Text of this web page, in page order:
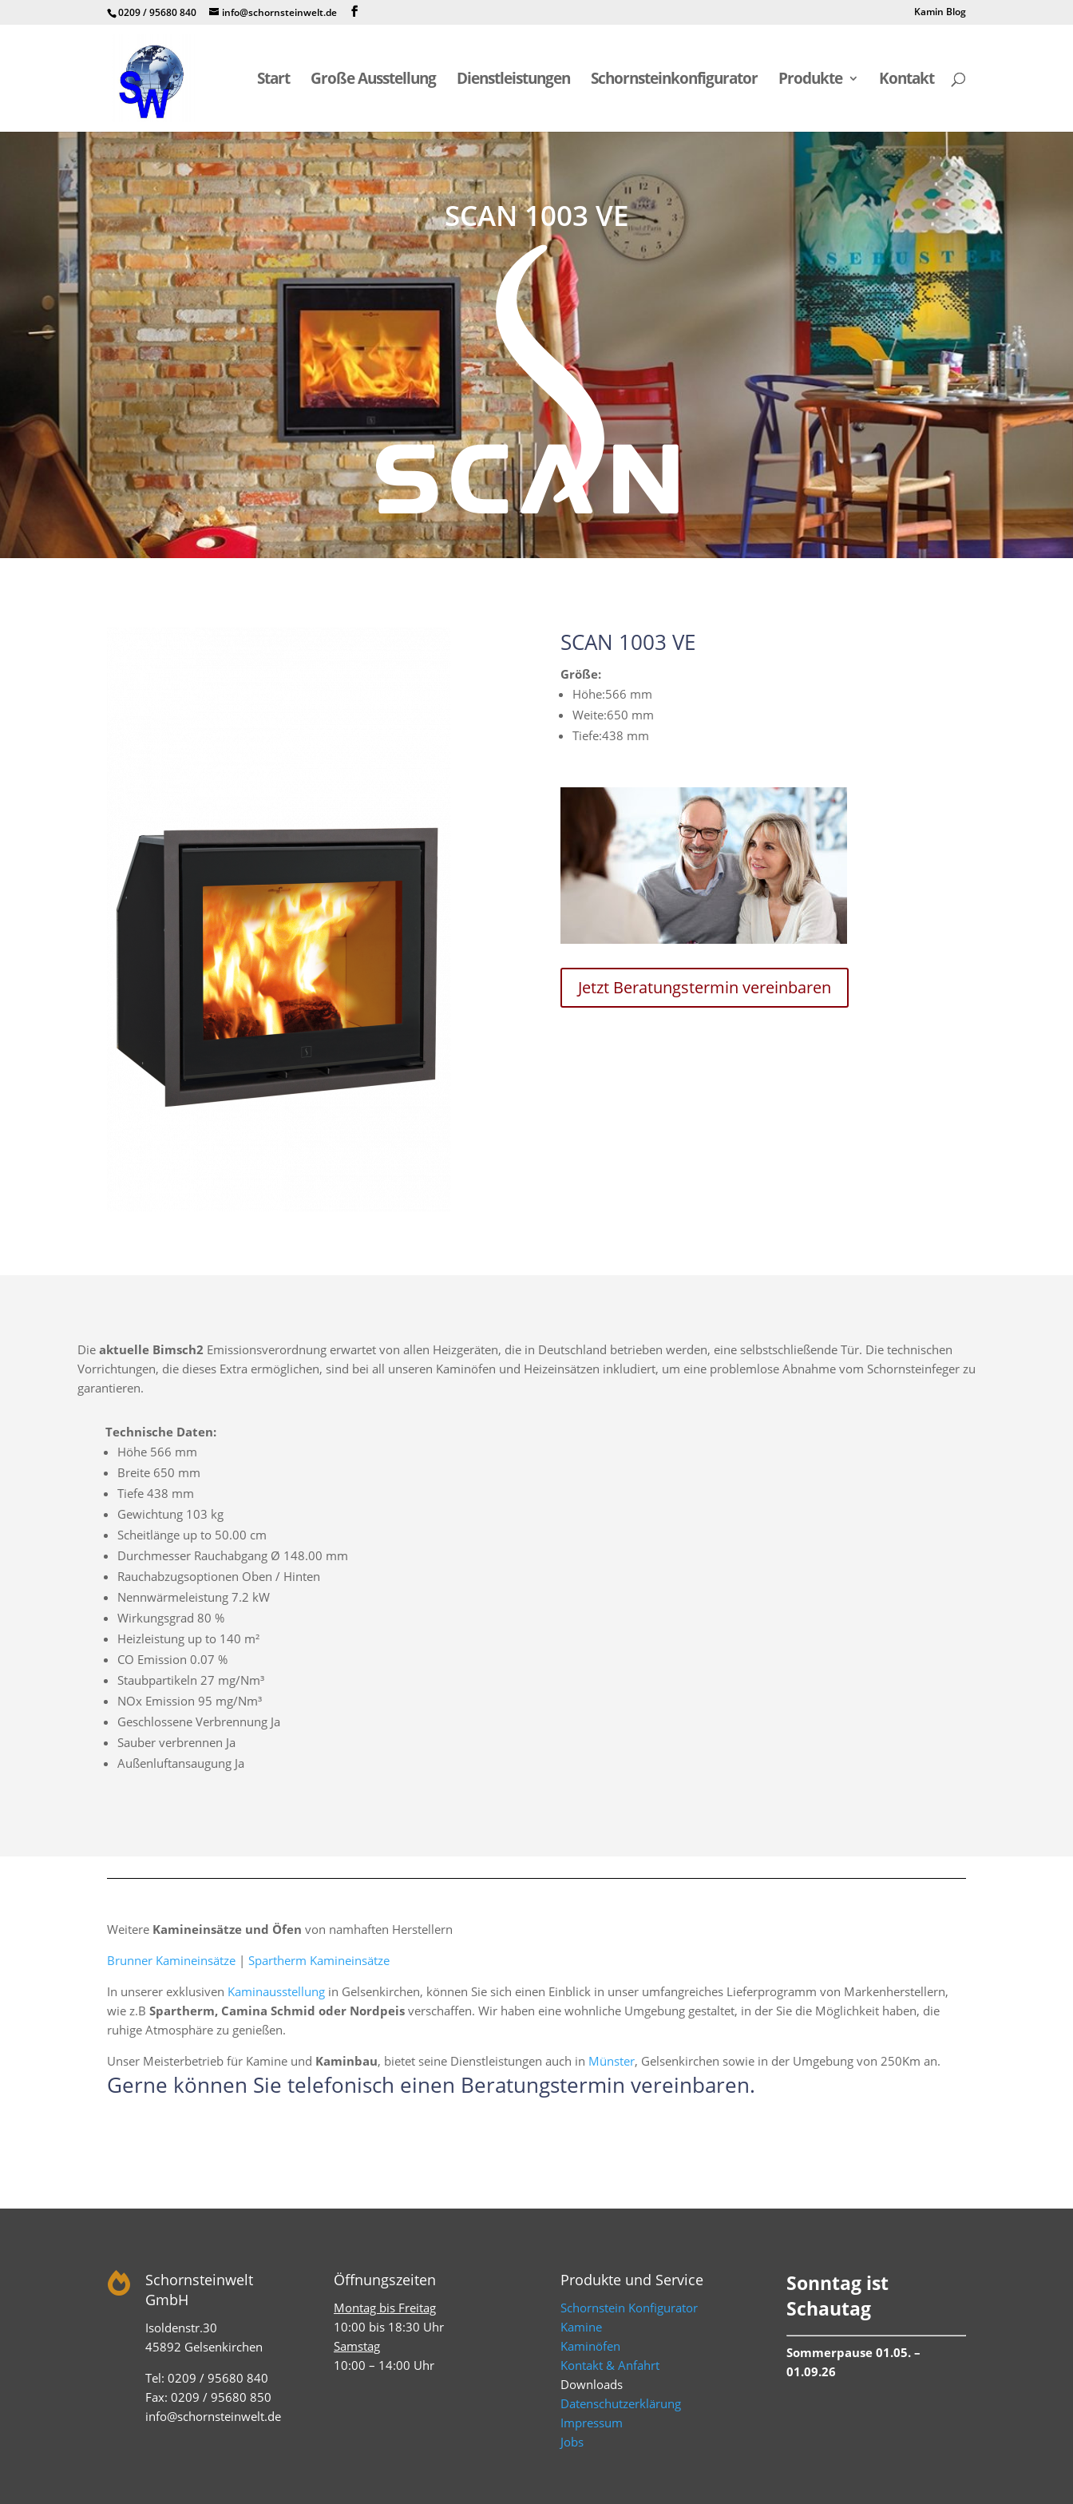
0209 / 95680 840 info@schornsteinwelt.de Kamin Blog
Start Große Ausstellung Dienstleistungen Schornsteinkonfigurator Produkte Kontakt
SCAN 1003 VE
SCAN 1003 VE
Größe:
Höhe:566 mm
Weite:650 mm
Tiefe:438 mm
Jetzt Beratungstermin vereinbaren
Die aktuelle Bimsch2 Emissionsverordnung erwartet von allen Heizgeräten, die in Deutschland betrieben werden, eine selbstschließende Tür. Die technischen
Vorrichtungen, die dieses Extra ermöglichen, sind bei all unseren Kaminöfen und Heizeinsätzen inkludiert, um eine problemlose Abnahme vom Schornsteinfeger zu
garantieren.
Technische Daten:
Höhe 566 mm
Breite 650 mm
Tiefe 438 mm
Gewichtung 103 kg
Scheitlänge up to 50.00 cm
Durchmesser Rauchabgang Ø 148.00 mm
Rauchabzugsoptionen Oben / Hinten
Nennwärmeleistung 7.2 kW
Wirkungsgrad 80 %
Heizleistung up to 140 m²
CO Emission 0.07 %
Staubpartikeln 27 mg/Nm³
NOx Emission 95 mg/Nm³
Geschlossene Verbrennung Ja
Sauber verbrennen Ja
Außenluftansaugung Ja
Weitere Kamineinsätze und Öfen von namhaften Herstellern
Brunner Kamineinsätze |Spartherm Kamineinsätze
In unserer exklusiven Kaminausstellung in Gelsenkirchen, können Sie sich einen Einblick in unser umfangreiches Lieferprogramm von Markenherstellern,
wie z.BSpartherm, Camina Schmid oder Nordpeis verschaffen. Wir haben eine wohnliche Umgebung gestaltet, in der Sie die Möglichkeit haben, die
ruhige Atmosphäre zu genießen.
Unser Meisterbetrieb für Kamine und Kaminbau, bietet seine Dienstleistungen auch in Münster, Gelsenkirchen sowie in der Umgebung von 250Km an.
Gerne können Sie telefonisch einen Beratungstermin vereinbaren.

Schornsteinwelt
GmbH
Isoldenstr.30
45892 Gelsenkirchen
Tel: 0209 / 95680 840
Fax: 0209 / 95680 850
info@schornsteinwelt.de
Öffnungszeiten
Montag bis Freitag
10:00 bis 18:30 Uhr
Samstag
10:00 – 14:00 Uhr
Produkte und Service
Schornstein Konfigurator
Kamine
Kaminöfen
Kontakt & Anfahrt
Downloads
Datenschutzerklärung
Impressum
Jobs
Sonntag ist
Schautag
Sommerpause 01.05. –
01.09.26